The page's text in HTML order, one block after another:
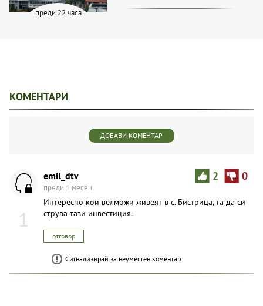
преди 22 часа
КОМЕНТАРИ
ДОБАВИ КОМЕНТАР
1
2 0
emil_dtv
преди 1 месец
Интересно кои велможи живеят в с. Бистрица, та да си
струва тази инвестиция.
отговор
Сигнализирай за неуместен коментар